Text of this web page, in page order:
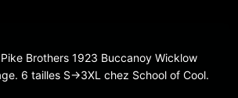
Brothers 1923 Buccanoy Wicklow
6 tailles S→3XL chez School of Cool.